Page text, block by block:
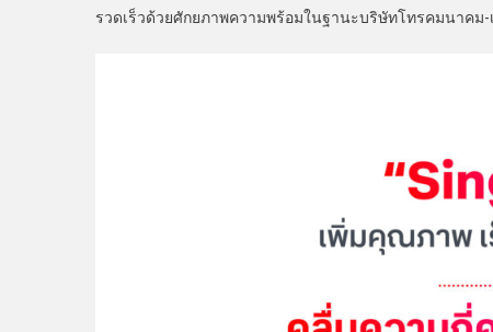
รวดเร็วด้วยศักยภาพความพร้อมในฐานะบริษัทโทรคมนาคม